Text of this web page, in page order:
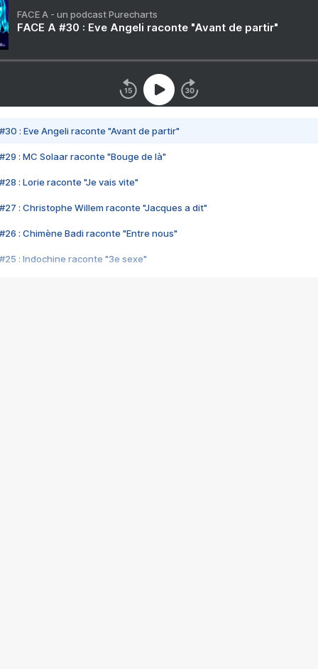
FACE A - un podcast Purecharts
FACE A #30 : Eve Angeli raconte "Avant de partir"
#30 : Eve Angeli raconte "Avant de partir"
#29 : MC Solaar raconte "Bouge de là"
#28 : Lorie raconte "Je vais vite"
#27 : Christophe Willem raconte "Jacques a dit"
#26 : Chimène Badi raconte "Entre nous"
#25 : Indochine raconte "3e sexe"